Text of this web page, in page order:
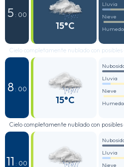
5 : 00
15°C
Lluvia
Nieve
Cielo completamente nublado con posibles
8 : 00
15°C
Lluvia
Nieve
Cielo completamente nublado con posibles
11 : 00
Lluvia
Nieve